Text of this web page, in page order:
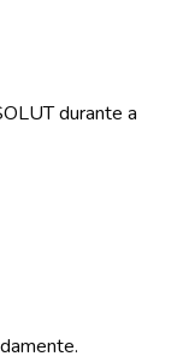
durante a